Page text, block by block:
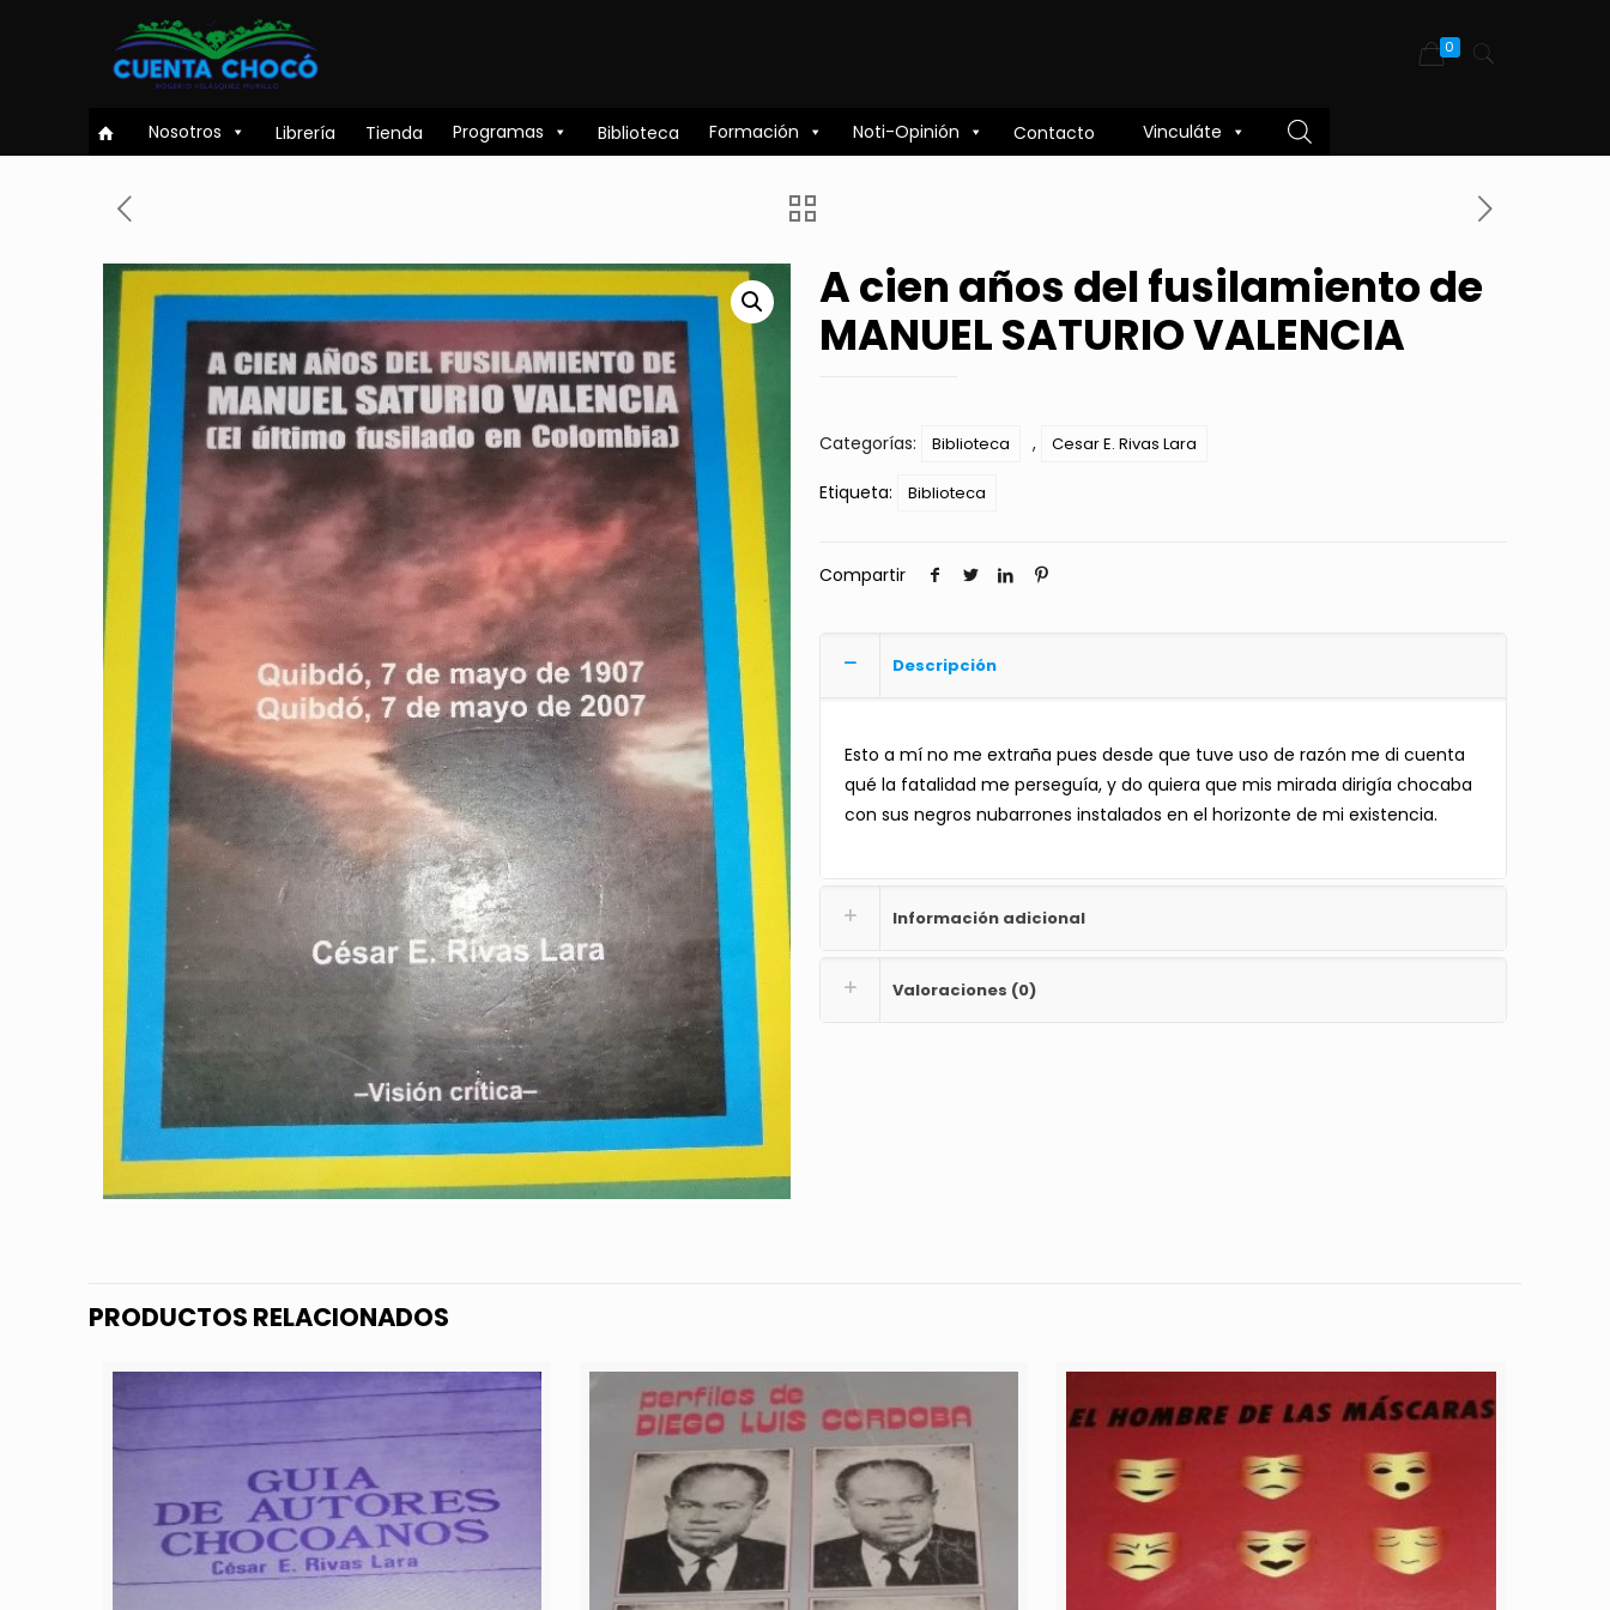
Nosotros Librería Tienda Programas Biblioteca Formación Noti-Opinión Contacto Vinculáte
0
A cien años del fusilamiento de
MANUEL SATURIO VALENCIA
Categorías: Biblioteca , Cesar E. Rivas Lara
Etiqueta: Biblioteca
Compartir
Descripción
Esto a mí no me extraña pues desde que tuve uso de razón me di cuenta
qué la fatalidad me perseguía, y do quiera que mis mirada dirigía chocaba
con sus negros nubarrones instalados en el horizonte de mi existencia.
Información adicional
Valoraciones (0)
PRODUCTOS RELACIONADOS